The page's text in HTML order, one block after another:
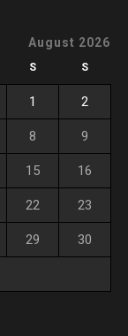
August 2026
S S
1 2
8 9
15 16
22 23
29 30